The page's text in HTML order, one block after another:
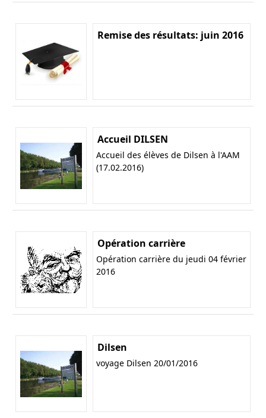
Remise des résultats: juin 2016
Accueil DILSEN
Accueil des élèves de Dilsen à l'AAM
(17.02.2016)
Opération carrière
Opération carrière du jeudi 04 février
2016
Dilsen
voyage Dilsen 20/01/2016